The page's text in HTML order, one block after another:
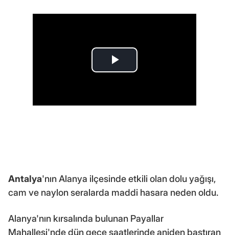
Antalya'nın Alanya ilçesinde etkili olan dolu yağışı,
cam ve naylon seralarda maddi hasara neden oldu.
Alanya'nın kırsalında bulunan Payallar
Mahallesi'nde dün gece saatlerinde aniden bastıran